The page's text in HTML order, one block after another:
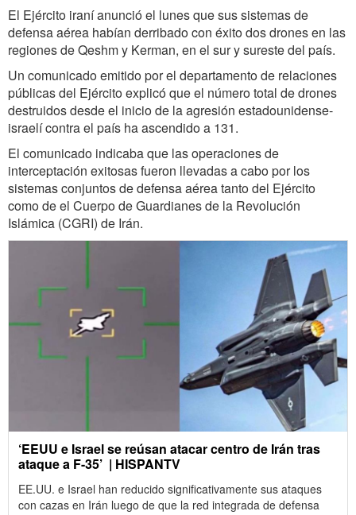
El Ejército iraní anunció el lunes que sus sistemas de
defensa aérea habían derribado con éxito dos drones en las
regiones de Qeshm y Kerman, en el sur y sureste del país.
Un comunicado emitido por el departamento de relaciones
públicas del Ejército explicó que el número total de drones
destruidos desde el inicio de la agresión estadounidense-
israelí contra el país ha ascendido a 131.
El comunicado indicaba que las operaciones de
interceptación exitosas fueron llevadas a cabo por los
sistemas conjuntos de defensa aérea tanto del Ejército
como de el Cuerpo de Guardianes de la Revolución
Islámica (CGRI) de Irán.
‘EEUU e Israel se reúsan atacar centro de Irán tras
ataque a F-35’ | HISPANTV
EE.UU. e Israel han reducido significativamente sus ataques
con cazas en Irán luego de que la red integrada de defensa